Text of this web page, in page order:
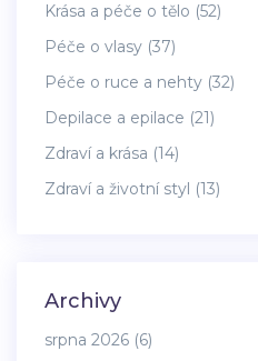
Krása a péče o tělo (52)
Péče o vlasy (37)
Péče o ruce a nehty (32)
Depilace a epilace (21)
Zdraví a krása (14)
Zdraví a životní styl (13)
Archivy
srpna 2026 (6)